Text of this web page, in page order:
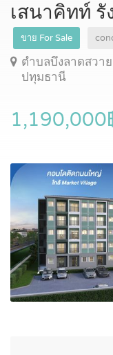
เสนาคิทท์
ขาย For Sale
ตำบลบึงลาดสวา
ปทุมธานี
1,190,000